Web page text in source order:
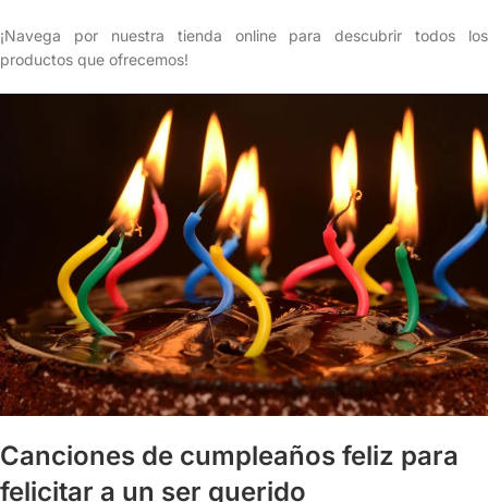
¡Navega por nuestra tienda online para descubrir todos los
productos que ofrecemos!
Canciones de cumpleaños feliz para
felicitar a un ser querido